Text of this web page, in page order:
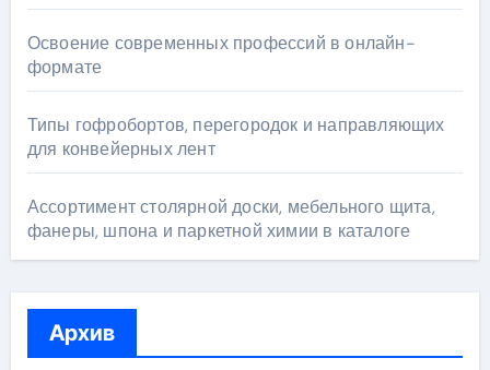
Освоение современных профессий в онлайн-
формате
Типы гофробортов, перегородок и направляющих
для конвейерных лент
Ассортимент столярной доски, мебельного щита,
фанеры, шпона и паркетной химии в каталоге
Архив